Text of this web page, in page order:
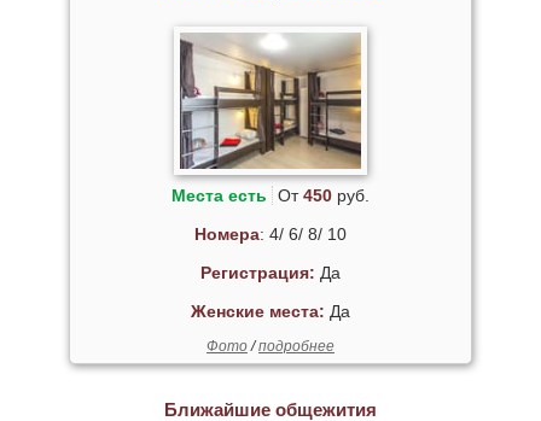
Места есть От450руб.
Номера: 4/ 6/ 8/ 10
Регистрация: Да
Женские места: Да
Фото/подробнее
Ближайшие общежития